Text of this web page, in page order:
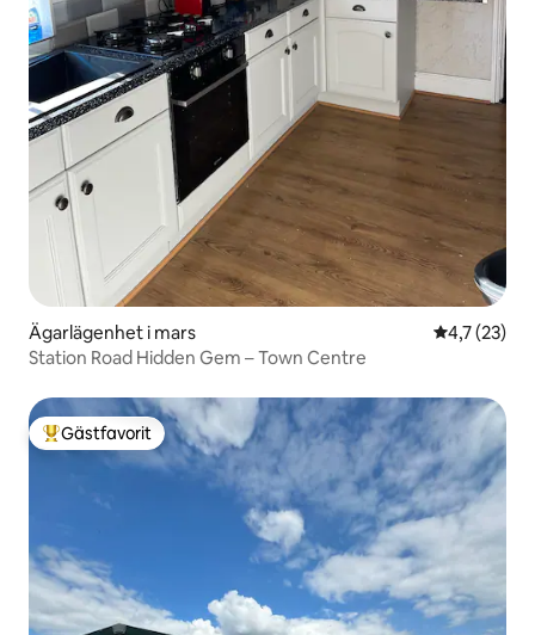
Ägarlägenhet i mars 4,7 av 5 i
4,7 (23)
Station Road Hidden Gem – Town Centre
Populär gästfavorit
Gästfavorit